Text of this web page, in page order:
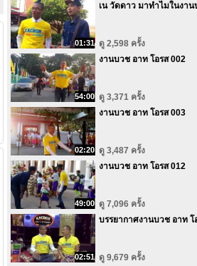
01:31
เน วัดดาว มาทำไมในงาน
ดู 2,598 ครั้ง
54:00
งานบวช อาท โอรส 002
ดู 3,371 ครั้ง
02:20
งานบวช อาท โอรส 003
ดู 3,487 ครั้ง
49:00
งานบวช อาท โอรส 012
ดู 7,096 ครั้ง
02:51
บรรยากาศงานบวช อาท โ
ดู 9,679 ครั้ง